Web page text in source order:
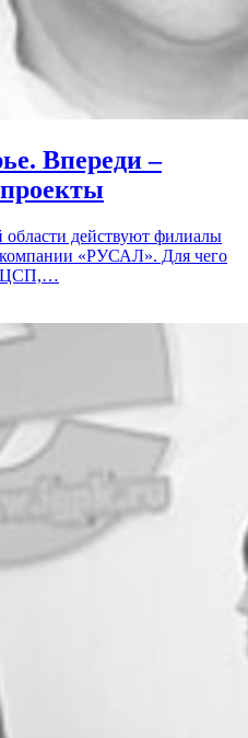
Впереди –
области действуют филиалы
«РУСАЛ». Для чего
ЦСП,…